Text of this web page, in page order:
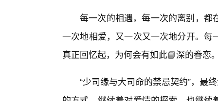
每一次的相遇，每一次的离别，都
一次地相爱，又一次又一次地分开。
真正回忆起，为何会有如此📘深的眷恋
“少司缘与大司命的禁忌契约”，最